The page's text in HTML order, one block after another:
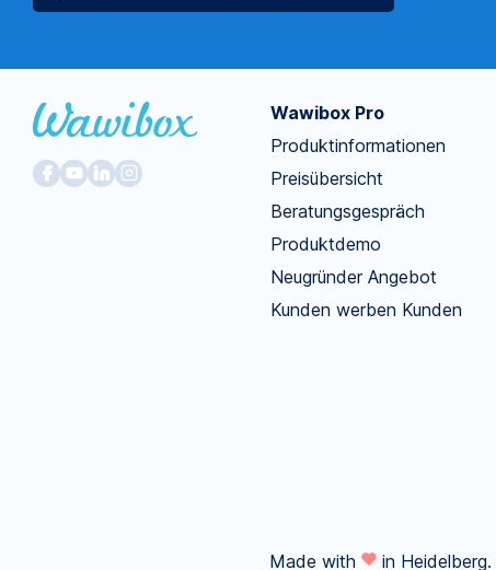
Wawibox Pro
Produktinformationen
Preisübersicht
Beratungsgespräch
Produktdemo
Neugründer Angebot
Kunden werben Kunden
Made with in Heidelberg.